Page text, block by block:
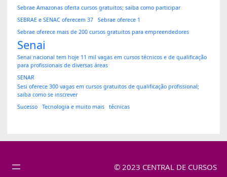
Sebrae Amazonas oferta cursos gratuitos; saiba como participar
SEBRAE e SENAC oferecem 37
Sebrae oferece 1
Sebrae oferece mais de 200 cursos gratuitos para empreendedores
Senai
Senai nacional tem hoje 11 mil vagas em cursos técnicos e de qualificação
para profissionais de diversas áreas
SENAR
Sesi oferece 300 vagas em cursos gratuitos de qualificação profissional;
saiba como se inscrever
Sucesso
Tecnologia e muito mais técnicas
© 2023 CENTRAL DE CURSOS